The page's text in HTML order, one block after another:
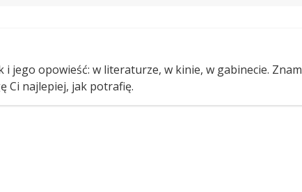
i jego opowieść: w literaturze, w kinie, w gabinecie. Znam
Ci najlepiej, jak potrafię.